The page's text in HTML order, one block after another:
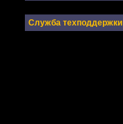
Служба техподдержки